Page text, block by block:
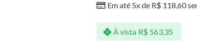
Em até 5x de R$ 118,60
À vista R$ 563,35